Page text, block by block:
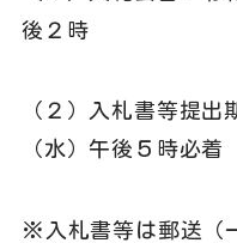
後２時
（２）入札書等提出
（水）午後５時必着
※入札書等は郵送（